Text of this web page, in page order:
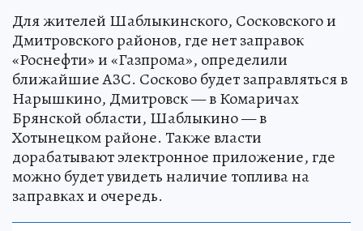
Для жителей Шаблыкинского, Сосковского и
Дмитровского районов, где нет заправок
«Роснефти» и «Газпрома», определили
ближайшие АЗС. Сосково будет заправляться в
Нарышкино, Дмитровск — в Комаричах
Брянской области, Шаблыкино — в
Хотынецком районе. Также власти
дорабатывают электронное приложение, где
можно будет увидеть наличие топлива на
заправках и очередь.